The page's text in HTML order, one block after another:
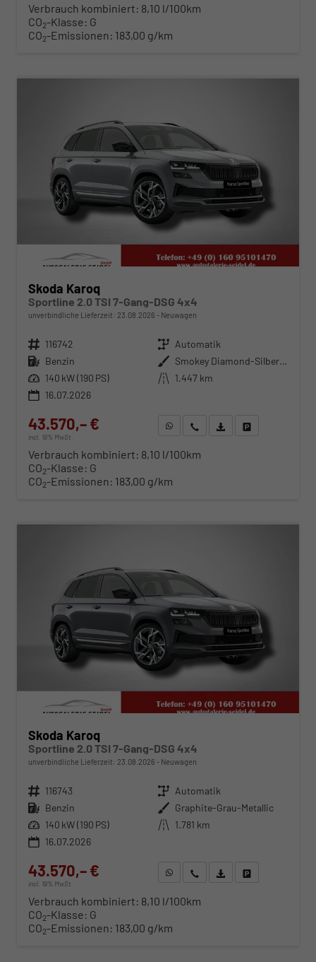
Verbrauch kombiniert: 8,10 l/100km
CO2-Klasse: G
CO2-Emissionen: 183,00 g/km
Skoda Karoq
Sportline 2.0 TSI 7-Gang-DSG 4x4
unverbindliche Lieferzeit: 23.08.2026 Neuwagen
Fahrzeugnr. 116742 Getriebe Automatik
Kraftstoff Benzin Außenfarbe
Smokey Diamond-Silber Metallic
Leistung 140 kW (190 PS) Kilometerstand 1.447 km
16.07.2026
43.570,– €
incl. 19% MwSt.
WhatsApp anfragen
Wir rufen Sie anFahrzeugexposé (PDF)
Verbrauch kombiniert: 8,10 l/100km
CO2-Klasse: G
CO2-Emissionen: 183,00 g/km
Skoda Karoq
Sportline 2.0 TSI 7-Gang-DSG 4x4
unverbindliche Lieferzeit: 23.08.2026 Neuwagen
Fahrzeugnr. 116743 Getriebe Automatik
Kraftstoff Benzin Außenfarbe Graphite-Grau-Metallic
Leistung 140 kW (190 PS) Kilometerstand 1.781 km
16.07.2026
43.570,– €
incl. 19% MwSt.
WhatsApp anfragen
Wir rufen Sie anFahrzeugexposé (PDF)
Verbrauch kombiniert: 8,10 l/100km
CO2-Klasse: G
CO2-Emissionen: 183,00 g/km